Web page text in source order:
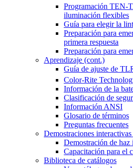
Programación TEN-
iluminación flexibles
Guía para elegir la
Preparación para
primera respuesta
Preparación para
Aprendizaje (cont.)
Guía de ajuste de
Color-Rite
Información de la
Clasificación de
Información ANSI
Glosario de términos
Preguntas frecuentes
Demostraciones
Demostración de haz
Capacitación para el
Biblioteca de catálogos